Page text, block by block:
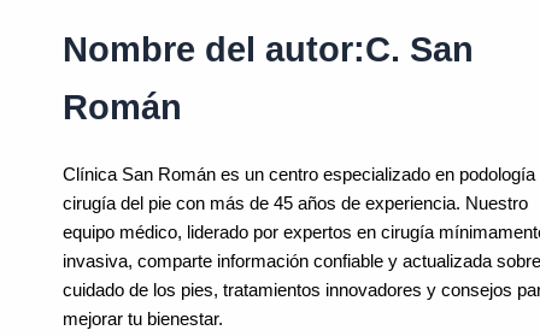
Nombre del autor:C. San
Román
Clínica San Román es un centro especializado en podología
cirugía del pie con más de 45 años de experiencia. Nuestro
equipo médico, liderado por expertos en cirugía
invasiva, comparte información confiable y actualizada
cuidado de los pies, tratamientos innovadores y consejos
mejorar tu bienestar.